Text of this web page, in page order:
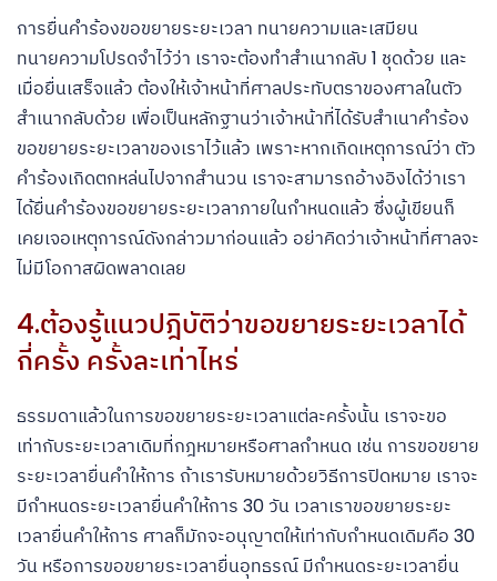
การยื่นคำร้องขอขยายระยะเวลา ทนายความและเสมียน
ทนายความโปรดจำไว้ว่า เราจะต้องทำสำเนากลับ 1 ชุดด้วย และ
เมื่อยื่นเสร็จแล้ว ต้องให้เจ้าหน้าที่ศาลประทับตราของศาลในตัว
สำเนากลับด้วย เพื่อเป็นหลักฐานว่าเจ้าหน้าที่ได้รับสำเนาคำร้อง
ขอขยายระยะเวลาของเราไว้แล้ว เพราะหากเกิดเหตุการณ์ว่า ตัว
คำร้องเกิดตกหล่นไปจากสำนวน เราจะสามารถอ้างอิงได้ว่าเรา
ได้ยื่นคำร้องขอขยายระยะเวลาภายในกำหนดแล้ว ซึ่งผู้เขียนก็
เคยเจอเหตุการณ์ดังกล่าวมาก่อนแล้ว อย่าคิดว่าเจ้าหน้าที่ศาลจะ
ไม่มีโอกาสผิดพลาดเลย
4.ต้องรู้แนวปฎิบัติว่าขอขยายระยะเวลาได้
กี่ครั้ง ครั้งละเท่าไหร่
ธรรมดาแล้วในการขอขยายระยะเวลาแต่ละครั้งนั้น เราจะขอ
เท่ากับระยะเวลาเดิมที่กฎหมายหรือศาลกำหนด เช่น การขอขยาย
ระยะเวลายื่นคำให้การ ถ้าเรารับหมายด้วยวิธีการปิดหมาย เราจะ
มีกำหนดระยะเวลายื่นคำให้การ 30 วัน เวลาเราขอขยายระยะ
เวลายื่นคำให้การ ศาลก็มักจะอนุญาตให้เท่ากับกำหนดเดิมคือ 30
วัน หรือการขอขยายระเวลายื่นอุทธรณ์ มีกำหนดระยะเวลายื่น